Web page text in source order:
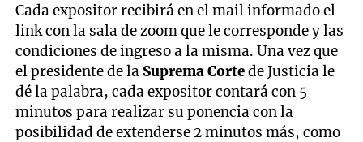
Cada expositor recibirá en el mail informado el
link con la sala de zoom que le corresponde y las
condiciones de ingreso a la misma. Una vez que
el presidente de la Suprema Cortede Justicia le
dé la palabra, cada expositor contará con 5
minutos para realizar su ponencia con la
posibilidad de extenderse 2 minutos más, como